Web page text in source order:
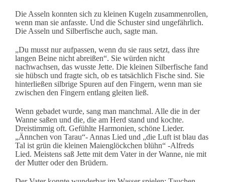
Die Asseln konnten sich zu kleinen Kugeln zusammenrollen,
wenn man sie anfasste. Und die Schuster sind ungefährlich.
Die Asseln und Silberfische auch, sagte man.
„Du musst nur aufpassen, wenn du sie raus setzt, dass ihre
langen Beine nicht abreißen“. Sie würden nicht
nachwachsen, das wusste Jette. Die kleinen Silberfische fand
sie hübsch und fragte sich, ob es tatsächlich Fische sind. Sie
hinterließen silbrige Spuren auf den Fingern, wenn man sie
zwischen den Fingern entlang gleiten ließ.
Wenn gebadet wurde, sang man manchmal. Alle die in der
Wanne saßen und die, die am Herd stand und kochte.
Dreistimmig oft. Gefühlte Harmonien, schöne Lieder.
„Ännchen von Tarau“- Annas Lied und „die Luft ist blau das
Tal ist grün die kleinen Maienglöckchen blühn“ -Alfreds
Lied. Meistens saß Jette mit dem Vater in der Wanne, nie mit
der Mutter oder den Brüdern.